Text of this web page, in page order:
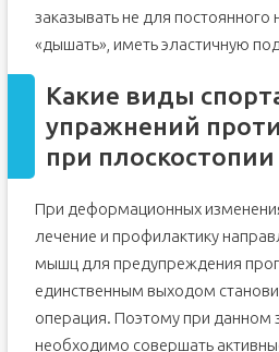
заказывать не для
«дышать», иметь эластичную
Какие виды
упражнений
при плоскостопии
При деформационных
лечение и профилактику
мышц для предупреждения
единственным выходом
операция. Поэтому при данном
необходимо совершать